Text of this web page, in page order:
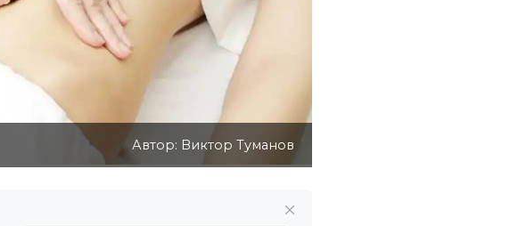
Автор: Виктор Туманов